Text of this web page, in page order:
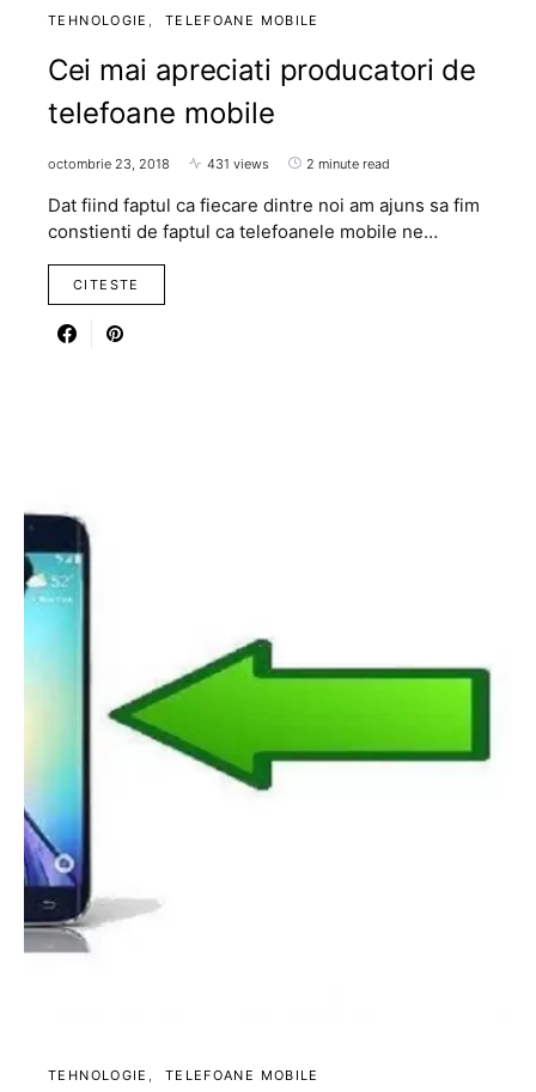
TEHNOLOGIE TELEFOANE MOBILE
Cei mai apreciati producatori de
telefoane mobile
octombrie 23, 2018 431 views 2 minute read
Dat fiind faptul ca fiecare dintre noi am ajuns sa fim
constienti de faptul ca telefoanele mobile ne…
CITESTE
TEHNOLOGIE TELEFOANE MOBILE